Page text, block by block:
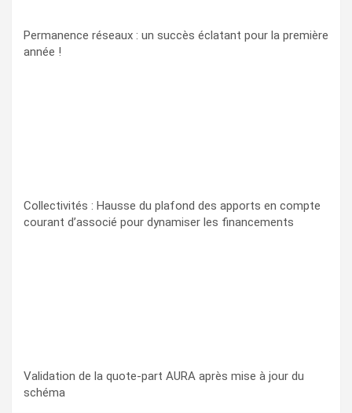
Permanence réseaux : un succès éclatant pour la première
année !
Collectivités : Hausse du plafond des apports en compte
courant d’associé pour dynamiser les financements
Validation de la quote-part AURA après mise à jour du
schéma